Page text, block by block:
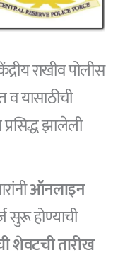
राखीव पोलीस
यासाठीची
झालेली
ऑनलाइन
सुरू होण्याची
शेवटची तारीख